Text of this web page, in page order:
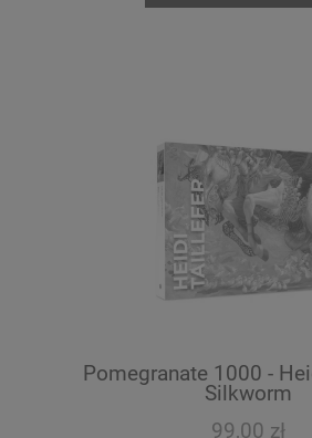
Pomegranate 1000 -
Silkworm
99,00 zł